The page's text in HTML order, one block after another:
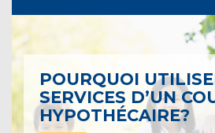
POURQUOI
SERVICES D’UN
HYPOTHÉCAIRE?